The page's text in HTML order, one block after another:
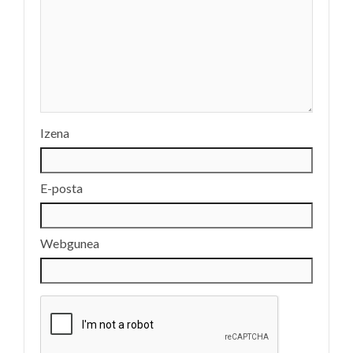
Izena
E-posta
Webgunea